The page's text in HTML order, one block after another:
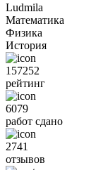
Ludmila
Математика
Физика
История
157252
рейтинг
6079
работ сдано
2741
отзывов